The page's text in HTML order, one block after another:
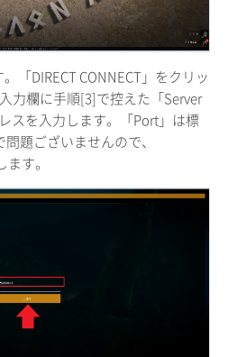
「DIRECT CONNECT」をクリッ
力欄に手順[3]で控えた「Server
スを入力します。「Port」は標
題ございませんので、
す。